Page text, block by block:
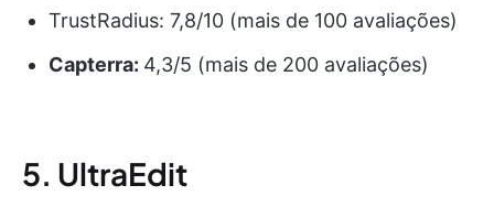
TrustRadius: 7,8/10 (mais de 100 avaliações)
Capterra: 4,3/5 (mais de 200 avaliações)
5. UltraEdit